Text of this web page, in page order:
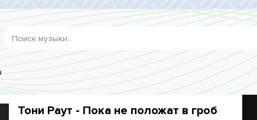
Тони Раут - Пока не положат в гроб